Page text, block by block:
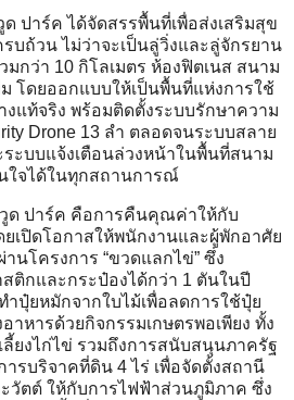
ปาร์ค ได้จัดสรรพื้นที่เพื่อส่งเสริมสุข
บถ้วน ไม่ว่าจะเป็นลู่วิ่งและลู่จักรยาน
มกว่า 10 กิโลเมตร ห้องฟิตเนส สนาม
โดยออกแบบให้เป็นพื้นที่แห่งการใช้
แท้จริง พร้อมติดตั้งระบบรักษาความ
Drone 13 ลำ ตลอดจนระบบสลาย
ะบบแจ้งเตือนล่วงหน้าในพื้นที่สนาม
ใจได้ในทุกสถานการณ์
ด ปาร์ค คือการคืนคุณค่าให้กับ
เปิดโอกาสให้พนักงานและผู้พักอาศัย
นโครงการ “ขวดแลกไข่” ซึ่ง
ติกและกระป๋องได้กว่า 1 ตันในปี
ำปุ๋ยหมักจากใบไม้เพื่อลดการใช้ปุ๋ย
าหารด้วยกิจกรรมเกษตรพอเพียง ทั้ง
ยงไก่ไข่ รวมถึงการสนับสนุนภาครัฐ
รบริจาคที่ดิน 4 ไร่ เพื่อจัดตั้งสถานี
วัตต์ ให้กับการไฟฟ้าส่วนภูมิภาค ซึ่ง